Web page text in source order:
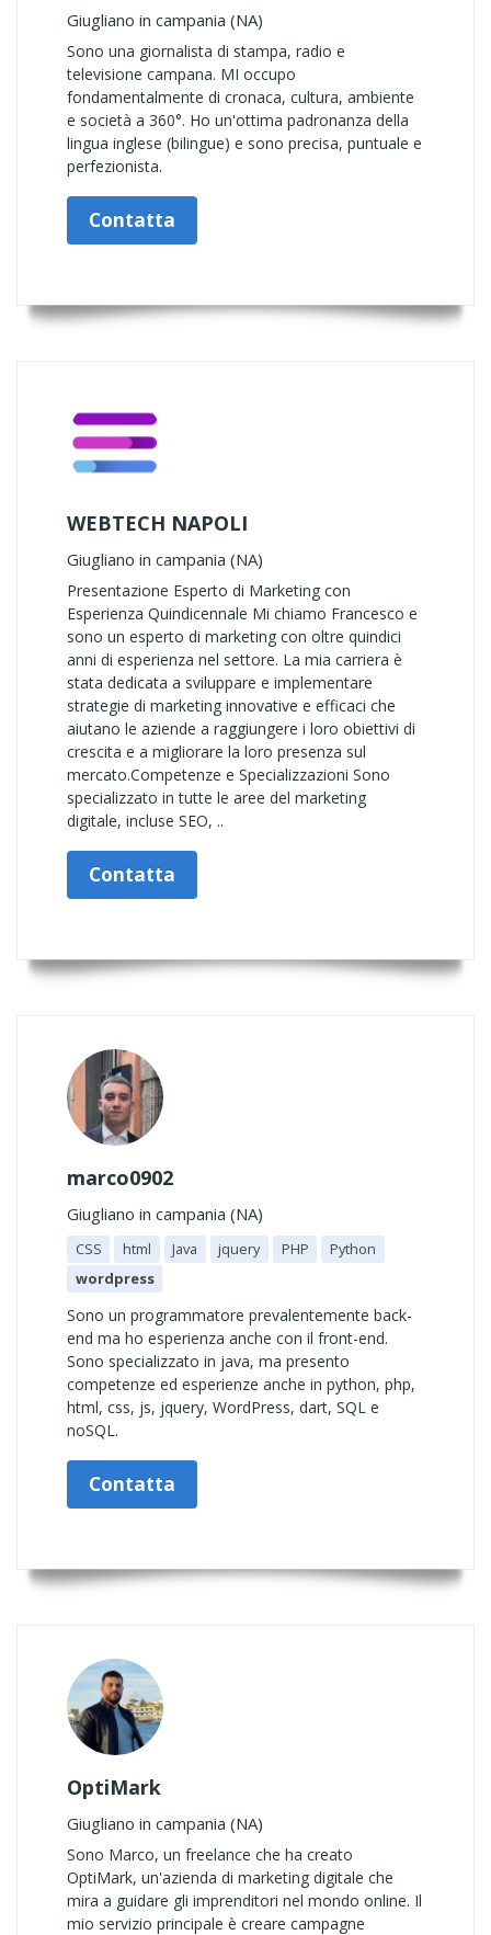
Giugliano in campania (NA)
Sono una giornalista di stampa, radio e
televisione campana. MI occupo
fondamentalmente di cronaca, cultura, ambiente
e società a 360°. Ho un'ottima padronanza della
lingua inglese (bilingue) e sono precisa, puntuale e
perfezionista.
Contatta
WEBTECH NAPOLI
Giugliano in campania (NA)
Presentazione Esperto di Marketing con
Esperienza Quindicennale Mi chiamo Francesco e
sono un esperto di marketing con oltre quindici
anni di esperienza nel settore. La mia carriera è
stata dedicata a sviluppare e implementare
strategie di marketing innovative e efficaci che
aiutano le aziende a raggiungere i loro obiettivi di
crescita e a migliorare la loro presenza sul
mercato.Competenze e Specializzazioni Sono
specializzato in tutte le aree del marketing
digitale, incluse SEO, ..
Contatta
marco0902
Giugliano in campania (NA)
CSS html Java jquery PHP
Python
wordpress
Sono un programmatore prevalentemente back-
end ma ho esperienza anche con il front-end.
Sono specializzato in java, ma presento
competenze ed esperienze anche in python, php,
html, css, js, jquery, WordPress, dart, SQL e
noSQL.
Contatta
OptiMark
Giugliano in campania (NA)
Sono Marco, un freelance che ha creato
OptiMark, un'azienda di marketing digitale che
mira a guidare gli imprenditori nel mondo online. Il
mio servizio principale è creare campagne